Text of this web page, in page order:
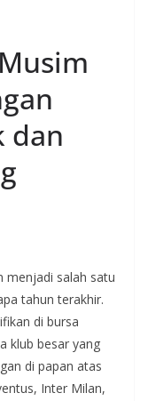
dan
menjadi salah satu
tahun terakhir.
di bursa
klub besar yang
di papan atas
Inter Milan,